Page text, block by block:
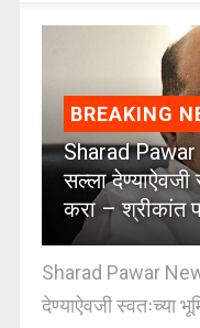
BREAKING
Sharad Pawar
सल्ला देण्याऐवजी
करा – श्रीकांत
Sharad Pawar
देण्याऐवजी स्वतःच्या